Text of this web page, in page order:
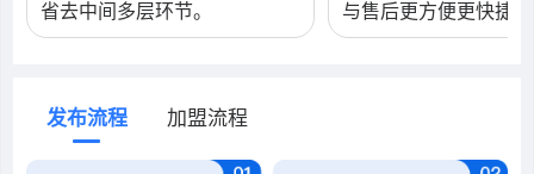
省去中间多层环节。
与售后更方便更快捷!
发布流程 加盟流程